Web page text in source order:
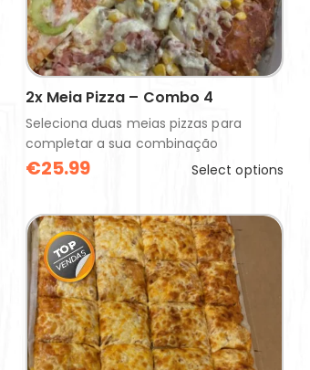
2x Meia Pizza – Combo 4
Seleciona duas meias pizzas para
completar a sua combinação
€25.99 Select options